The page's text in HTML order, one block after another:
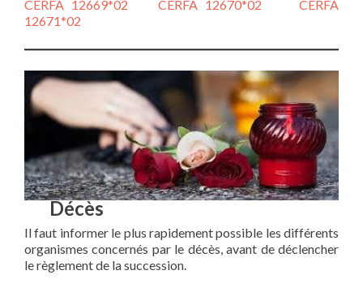
CERFA 12669*02 CERFA 12670*02
CERFA
12671*02
Décès
Il faut informer le plus rapidement possible les différents
organismes concernés par le décès, avant de déclencher
le règlement de la succession.